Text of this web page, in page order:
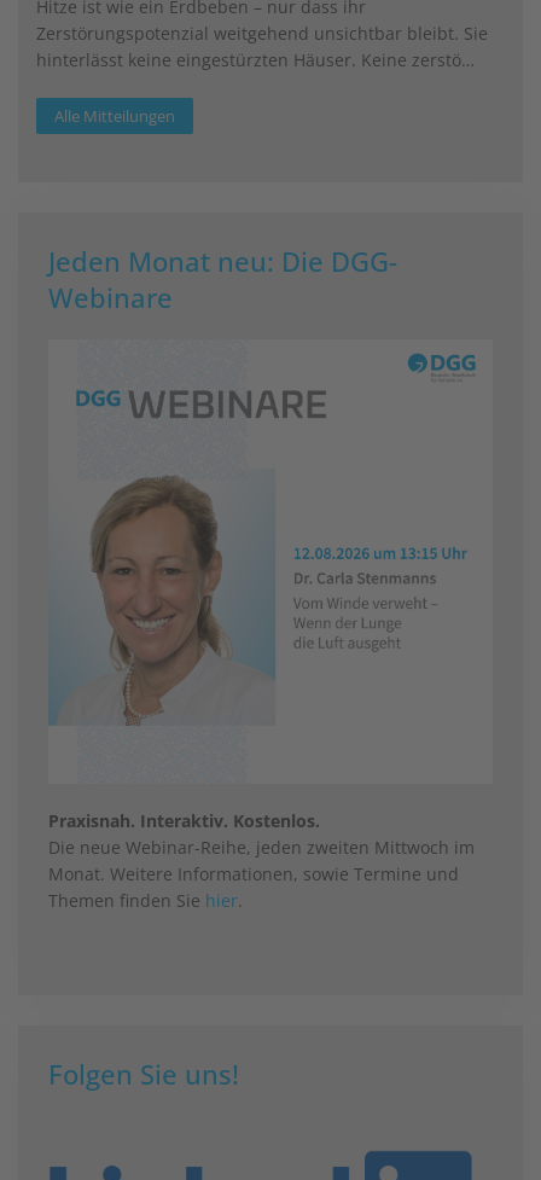
Hitze ist wie ein Erdbeben – nur dass ihr
Zerstörungspotenzial weitgehend unsichtbar bleibt. Sie
hinterlässt keine eingestürzten Häuser. Keine zerstö…
Alle Mitteilungen
Jeden Monat neu: Die DGG-
Webinare
Praxisnah. Interaktiv. Kostenlos.
Die neue Webinar-Reihe, jeden zweiten Mittwoch im
Monat. Weitere Informationen, sowie Termine und
Themen finden Sie hier.
Folgen Sie uns!